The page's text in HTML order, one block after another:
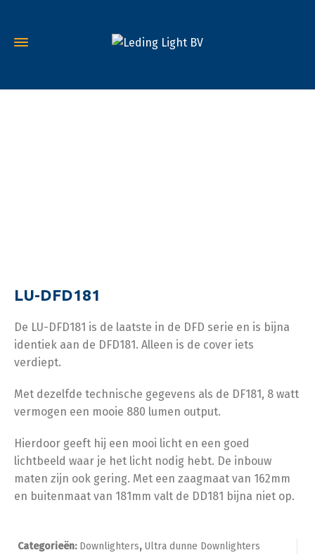
LU-DFD181
De LU-DFD181 is de laatste in de DFD serie en is bijna
identiek aan de DFD181. Alleen is de cover iets
verdiept.
Met dezelfde technische gegevens als de DF181, 8 watt
vermogen een mooie 880 lumen output.
Hierdoor geeft hij een mooi licht en een goed
lichtbeeld waar je het licht nodig hebt. De inbouw
maten zijn ook gering. Met een zaagmaat van 162mm
en buitenmaat van 181mm valt de DD181 bijna niet op.
Categorieën: Downlighters, Ultra dunne Downlighters